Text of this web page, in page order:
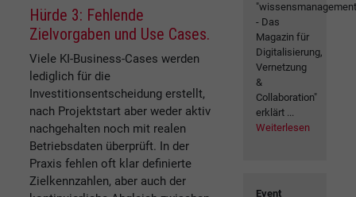
Hürde 3: Fehlende
Zielvorgaben und Use Cases.
Viele KI-Business-Cases werden
lediglich für die
Investitionsentscheidung erstellt,
nach Projektstart aber weder aktiv
nachgehalten noch mit realen
Betriebsdaten überprüft. In der
Praxis fehlen oft klar definierte
Zielkennzahlen, aber auch der
- Das
Magazin für
Digitalisierung,
Vernetzung
&
Collaboration"
erklärt ...
Weiterlesen
Event